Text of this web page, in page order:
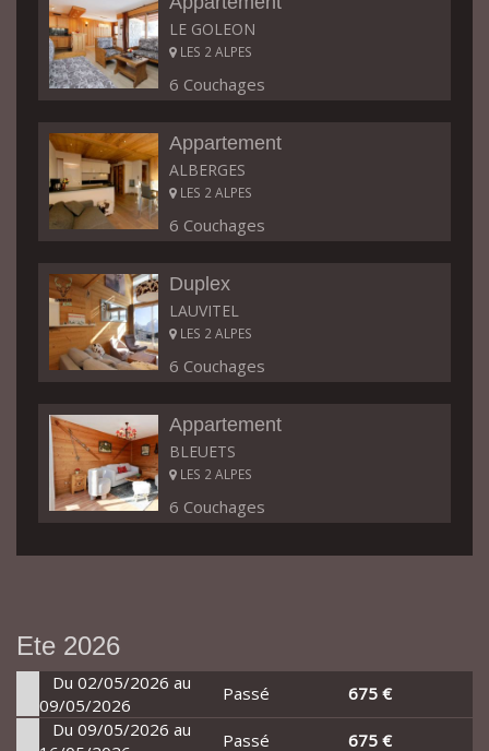
LE GOLEON
LES 2 ALPES
6 Couchages
Appartement
ALBERGES
LES 2 ALPES
6 Couchages
Duplex
LAUVITEL
LES 2 ALPES
6 Couchages
Appartement
BLEUETS
LES 2 ALPES
6 Couchages
Ete 2026
Du 02/05/2026 au
09/05/2026
Passé
675 €
Du 09/05/2026 au
Passé
675 €